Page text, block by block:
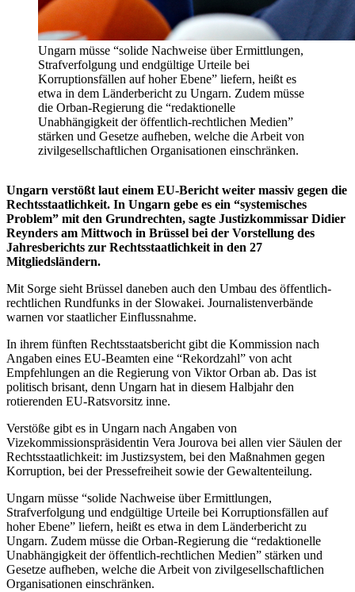
Ungarn müsse “solide Nachweise über Ermittlungen,
Strafverfolgung und endgültige Urteile bei
Korruptionsfällen auf hoher Ebene” liefern, heißt es
etwa in dem Länderbericht zu Ungarn. Zudem müsse
die Orban-Regierung die “redaktionelle
Unabhängigkeit der öffentlich-rechtlichen Medien”
stärken und Gesetze aufheben, welche die Arbeit von
zivilgesellschaftlichen Organisationen einschränken.
Ungarn verstößt laut einem EU-Bericht weiter massiv gegen die
Rechtsstaatlichkeit. In Ungarn gebe es ein “systemisches
Problem” mit den Grundrechten, sagte Justizkommissar Didier
Reynders am Mittwoch in Brüssel bei der Vorstellung des
Jahresberichts zur Rechtsstaatlichkeit in den 27
Mitgliedsländern.
Mit Sorge sieht Brüssel daneben auch den Umbau des öffentlich-
rechtlichen Rundfunks in der Slowakei. Journalistenverbände
warnen vor staatlicher Einflussnahme.
In ihrem fünften Rechtsstaatsbericht gibt die Kommission nach
Angaben eines EU-Beamten eine “Rekordzahl” von acht
Empfehlungen an die Regierung von Viktor Orban ab. Das ist
politisch brisant, denn Ungarn hat in diesem Halbjahr den
rotierenden EU-Ratsvorsitz inne.
Verstöße gibt es in Ungarn nach Angaben von
Vizekommissionspräsidentin Vera Jourova bei allen vier Säulen der
Rechtsstaatlichkeit: im Justizsystem, bei den Maßnahmen gegen
Korruption, bei der Pressefreiheit sowie der Gewaltenteilung.
Ungarn müsse “solide Nachweise über Ermittlungen,
Strafverfolgung und endgültige Urteile bei Korruptionsfällen auf
hoher Ebene” liefern, heißt es etwa in dem Länderbericht zu
Ungarn. Zudem müsse die Orban-Regierung die “redaktionelle
Unabhängigkeit der öffentlich-rechtlichen Medien” stärken und
Gesetze aufheben, welche die Arbeit von zivilgesellschaftlichen
Organisationen einschränken.